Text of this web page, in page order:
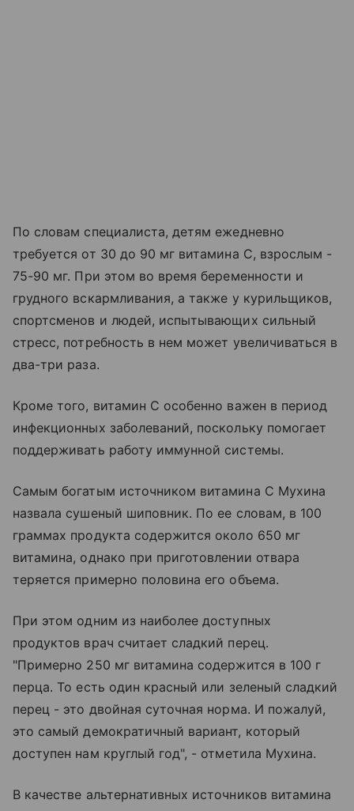
По словам специалиста, детям ежедневно
требуется от 30 до 90 мг витамина C, взрослым -
75-90 мг. При этом во время беременности и
грудного вскармливания, а также у курильщиков,
спортсменов и людей, испытывающих сильный
стресс, потребность в нем может увеличиваться в
два-три раза.
Кроме того, витамин C особенно важен в период
инфекционных заболеваний, поскольку помогает
поддерживать работу иммунной системы.
Самым богатым источником витамина C Мухина
назвала сушеный шиповник. По ее словам, в 100
граммах продукта содержится около 650 мг
витамина, однако при приготовлении отвара
теряется примерно половина его объема.
При этом одним из наиболее доступных
продуктов врач считает сладкий перец.
"Примерно 250 мг витамина содержится в 100 г
перца. То есть один красный или зеленый сладкий
перец - это двойная суточная норма. И пожалуй,
это самый демократичный вариант, который
доступен нам круглый год", - отметила Мухина.
В качестве альтернативных источников витамина